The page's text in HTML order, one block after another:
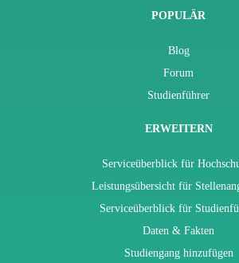
POPULÄR
Blog
Forum
Studienführer
ERWEITERN
Serviceüberblick für
Leistungsübersicht für
Serviceüberblick für
Daten & Fakten
Studiengang hinzufügen